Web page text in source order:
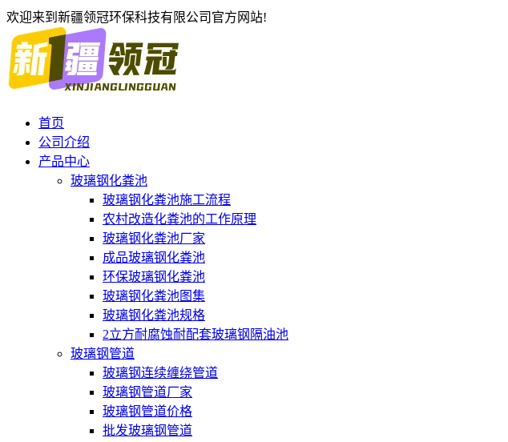
欢迎来到新疆领冠环保科技有限公司官方网站!
首页
公司介绍
产品中心
玻璃钢化粪池
玻璃钢化粪池施工流程
农村改造化粪池的工作原理
玻璃钢化粪池厂家
成品玻璃钢化粪池
环保玻璃钢化粪池
玻璃钢化粪池图集
玻璃钢化粪池规格
2立方耐腐蚀耐配套玻璃钢隔油池
玻璃钢管道
玻璃钢连续缠绕管道
玻璃钢管道厂家
玻璃钢管道价格
批发玻璃钢管道